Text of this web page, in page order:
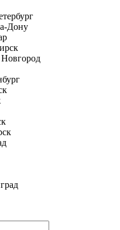
Дону